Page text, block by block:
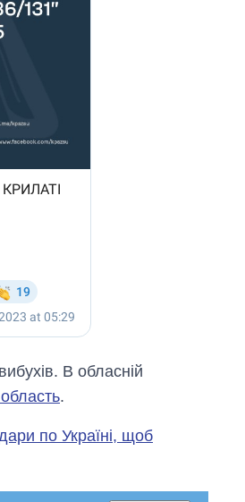
В обласній
.
по Україні, щоб